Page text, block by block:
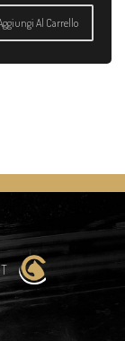
Al Carrello